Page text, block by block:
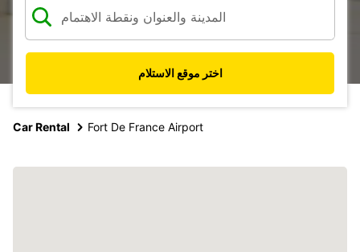
اختر موقع الاستلام
Car Rental Fort De France Airport